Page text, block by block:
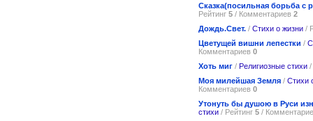
Сказка(посильная борьба с
Рейтинг 5 / Комментариев 2
Дождь.Свет. / Стихи о жизни /
Цветущей вишни лепестки /
Комментариев 0
Хоть миг / Религиозные стихи /
Моя милейшая Земля / Стихи
Комментариев 0
Утонуть бы душою в Руси
стихи / Рейтинг 5 /